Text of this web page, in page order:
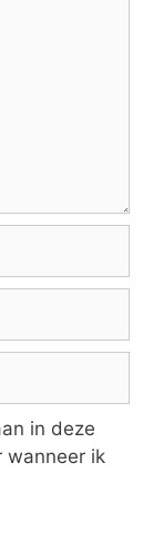
in deze
wanneer ik